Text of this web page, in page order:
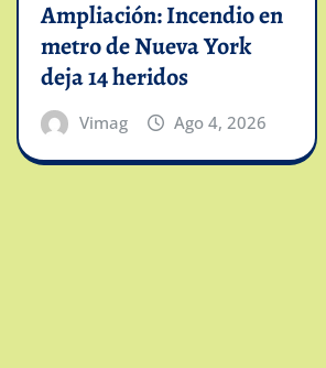
Ampliación: Incendio en
metro de Nueva York
deja 14 heridos
Vimag Ago 4, 2026